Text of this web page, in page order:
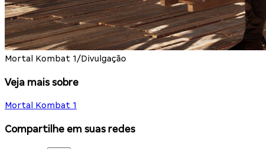
Mortal Kombat 1/Divulgação
Veja mais sobre
Mortal Kombat 1
Compartilhe em suas redes